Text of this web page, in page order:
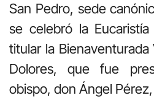
San Pedro, sede
se celebró la
titular la
Dolores, que fue
obispo, don Ángel